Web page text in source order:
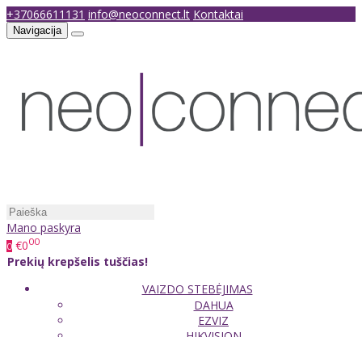
+37066611131 info@neoconnect.lt Kontaktai
Navigacija
Mano paskyra
0 €000
Prekių krepšelis tuščias!
VAIZDO STEBĖJIMAS
DAHUA
EZVIZ